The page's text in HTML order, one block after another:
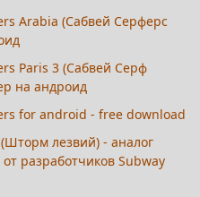
Arabia (Сабвей Серферс
Paris 3 (Сабвей Серф
на андроид
for android - free download
лезвий) - аналог
разработчиков Subway